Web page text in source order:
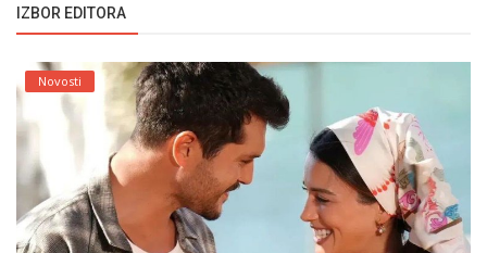
IZBOR EDITORA
Novosti